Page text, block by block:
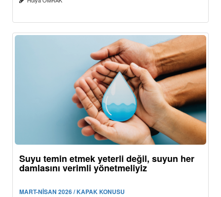
Suyu temin etmek yeterli değil, suyun her
damlasını verimli yönetmeliyiz
MART-NİSAN 2026 / KAPAK KONUSU